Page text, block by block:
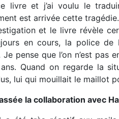
livre et j’ai voulu le
est arrivée cette
et le livre révèle
en cours, la police de
pense que l’on n’est
Quand on regarde la
lui qui mouillait le maillot
la collaboration avec